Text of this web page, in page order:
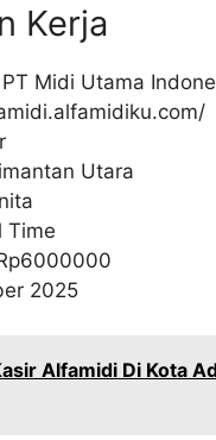
Kerja
PT Midi Utama
Utara
Time
6000000
2025
Alfamidi Di Kota